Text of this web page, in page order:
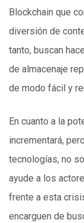
Blockchain que
diversión de
tanto, buscan
de almacenaje
de modo fácil y
En cuanto a la
incrementará,
tecnologías, no
ayude a los
frente a esta
encarguen de